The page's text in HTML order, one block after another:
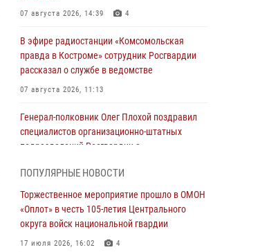
07 августа 2026, 14:39 4
В эфире радиостанции «Комсомольская
правда в Костроме» сотрудник Росгвардии
рассказал о службе в ведомстве
07 августа 2026, 11:13
Генерал-полковник Олег Плохой поздравил
специалистов организационно-штатных
подразделений Росгвардии с
Сотрудники подразделений лицензионно-
разрешительной работы провели более двух
тысяч проверок у костромских владельцев
ПОПУЛЯРНЫЕ НОВОСТИ
Торжественное мероприятие прошло в ОМОН
«Оплот» в честь 105-летия Центрального
округа войск национальной гвардии
17 июля 2026, 16:02 4